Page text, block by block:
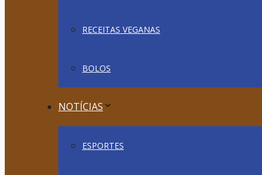
RECEITAS VEGANAS
BOLOS
NOTÍCIAS
ESPORTES